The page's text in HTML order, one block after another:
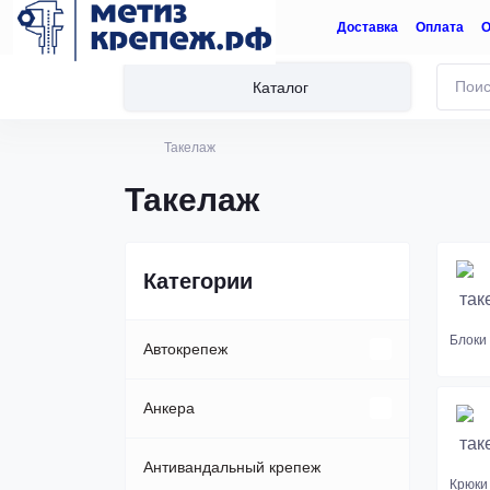
Доставка Оплата
Каталог
Такелаж
Такелаж
Категории
Автокрепеж
Клипсы, пистоны
Пластиковые автозаклепки
Анкера
Анкер-болт
Антивандальный крепеж